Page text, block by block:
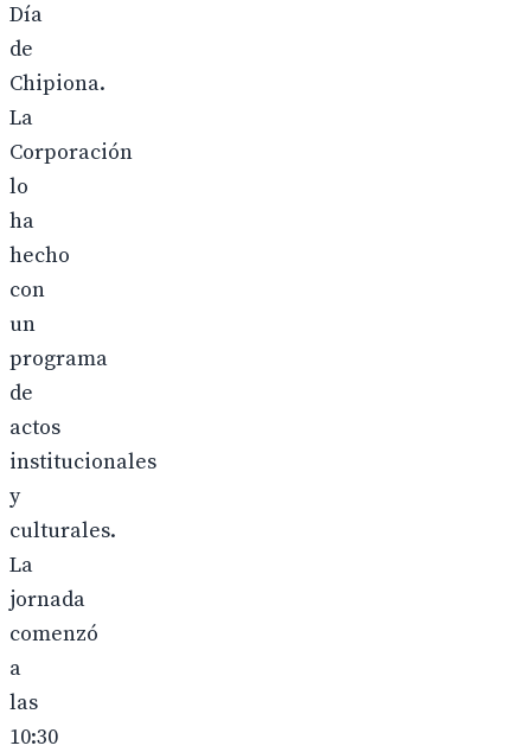
Día
de
Chipiona.
La
Corporación
lo
ha
hecho
con
un
programa
de
actos
institucionales
y
culturales.
La
jornada
comenzó
a
las
10:30